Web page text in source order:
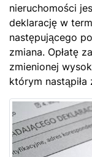
nieruchomości
deklarację w
następującego
zmiana. Opłatę
zmienionej
którym nastąpiła